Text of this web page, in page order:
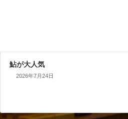
鮎が大人気️
2026年7月24日